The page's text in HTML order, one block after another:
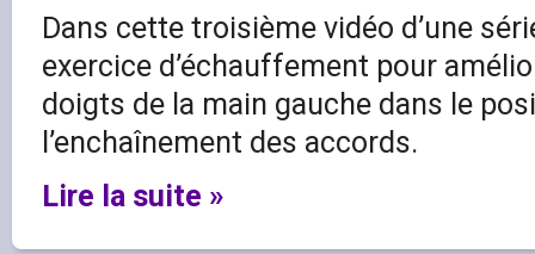
Dans cette troisième vidéo d’une
exercice d’échauffement pour
doigts de la main gauche dans le
l’enchaînement des accords.
Lire la suite »